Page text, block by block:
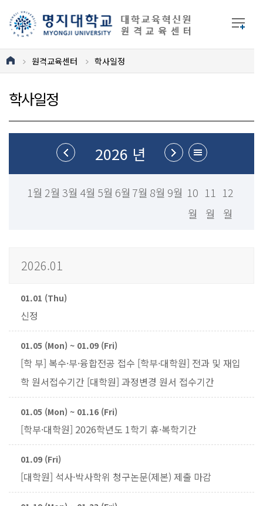
원격교육센터 학사일정
학사일정
2026 년
1월 2월 3월 4월 5월 6월 7월 8월 9월 10
월
11
월
12
월
2026.01
01.01 (Thu)
신정
01.05 (Mon) ~ 01.09 (Fri)
[학 부] 복수·부·융합전공 접수 [학부·대학원] 전과 및 재입
학 원서접수기간 [대학원] 과정변경 원서 접수기간
01.05 (Mon) ~ 01.16 (Fri)
[학부·대학원] 2026학년도 1학기 휴·복학기간
01.09 (Fri)
[대학원] 석사·박사학위 청구논문(제본) 제출 마감